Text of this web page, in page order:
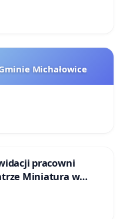
Michałowice
pracowni
Miniatura w